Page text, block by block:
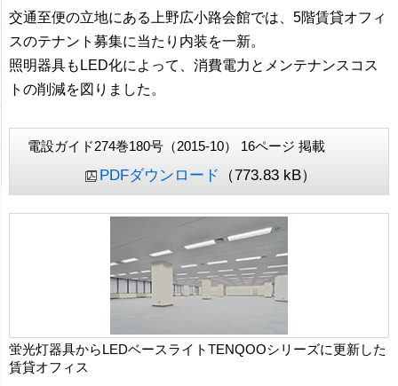
交通至便の立地にある上野広小路会館では、5階賃貸オフィ
スのテナント募集に当たり内装を一新。
照明器具もLED化によって、消費電力とメンテナンスコス
トの削減を図りました。
電設ガイド274巻180号（2015-10） 16ページ 掲載
PDFダウンロード （773.83 kB）
蛍光灯器具からLEDベースライトTENQOOシリーズに更新した
賃貸オフィス